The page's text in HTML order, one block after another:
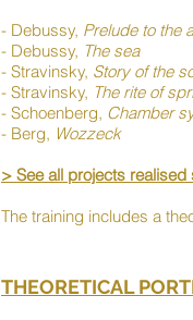
- Debussy, Prelude to the
- Debussy, The sea
- Stravinsky, Story of the
- Stravinsky, The rite of
- Schoenberg, Chamber
- Berg, Wozzeck
> See all projects realised
The training includes a
THEORETICAL